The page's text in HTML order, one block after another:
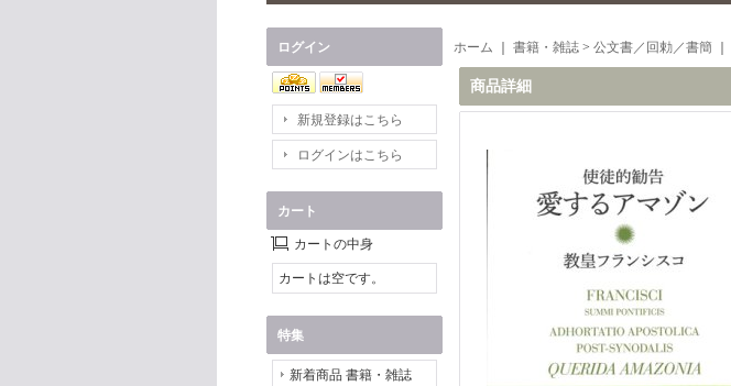
ログイン
新規登録はこちら
ログインはこちら
カート
カートの中身
カートは空です。
特集
新着商品 書籍・雑誌
ホーム 書籍・雑誌 > 公文書／回勅／書簡
商品詳細